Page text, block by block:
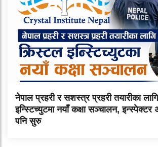
नेपाल प्रहरी र सशस्त्र प्रहरी तयारीका
इन्स्टिच्युटमा नयाँ कक्षा सञ्चालन, इन्स्पेक्टर
पनि सुरु